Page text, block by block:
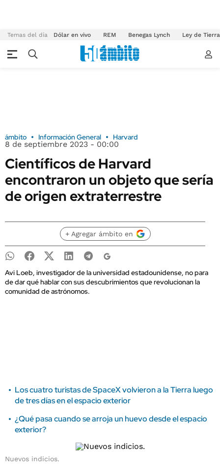
Temas del día Dólar en vivo REM Benegas Lynch Ley de
ámbito Información General Harvard
8 de septiembre 2023 - 00:00
Científicos de Harvard
encontraron un objeto que sería
de origen extraterrestre
+ Agregar ámbito en
Avi Loeb, investigador de la universidad estadounidense, no para
de dar qué hablar con sus descubrimientos que revolucionan la
comunidad de astrónomos.
Los cuatro turistas de SpaceX volvieron a la Tierra luego
de tres días en el espacio exterior
¿Qué pasa cuando se arroja un huevo desde el espacio
exterior?
Nuevos indicios.